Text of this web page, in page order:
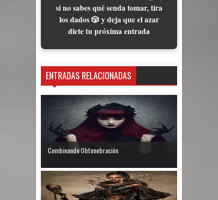
si no sabes qué senda tomar, tira
los dados 🎲 y deja que el azar
dicte tu próxima entrada
ENTRADAS RELACIONADAS
Combinando Obtenebración